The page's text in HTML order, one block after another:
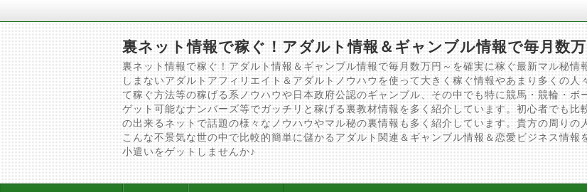
裏ネット情報で稼ぐ！アダルト情報＆ギャンブル情報で毎月数
裏ネット情報で稼ぐ！アダルト情報＆ギャンブル情報で毎月数万円～を確実に稼ぐ最新マル秘
しまないアダルトアフィリエイト＆アダルトノウハウを使って大きく稼ぐ情報やあまり多くの
て稼ぐ方法等の稼げる系ノウハウや日本政府公認のギャンブル、その中でも特に競馬・競輪・
ゲット可能なナンバーズ等でガッチリと稼げる裏教材情報を多く紹介しています。初心者でも
の出来るネットで話題の様々なノウハウやマル秘の裏情報も多く紹介しています。貴方の周り
こんな不景気な世の中で比較的簡単に儲かるアダルト関連＆ギャンブル情報＆恋愛ビジネス情
小遣いをゲットしませんか♪